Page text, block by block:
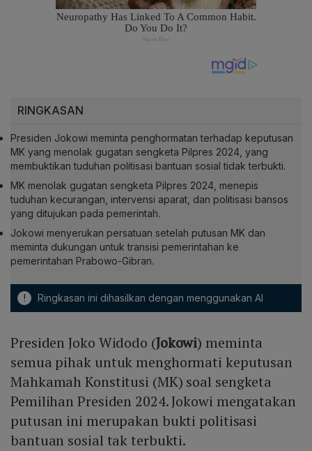
RINGKASAN
Presiden Jokowi meminta penghormatan terhadap keputusan
MK yang menolak gugatan sengketa Pilpres 2024, yang
membuktikan tuduhan politisasi bantuan sosial tidak terbukti.
MK menolak gugatan sengketa Pilpres 2024, menepis
tuduhan kecurangan, intervensi aparat, dan politisasi bansos
yang ditujukan pada pemerintah.
Jokowi menyerukan persatuan setelah putusan MK dan
meminta dukungan untuk transisi pemerintahan ke
pemerintahan Prabowo-Gibran.
! Ringkasan ini dihasilkan dengan menggunakan AI
Presiden Joko Widodo (Jokowi) meminta
semua pihak untuk menghormati keputusan
Mahkamah Konstitusi (MK) soal sengketa
Pemilihan Presiden 2024. Jokowi mengatakan
putusan ini merupakan bukti politisasi
bantuan sosial tak terbukti.